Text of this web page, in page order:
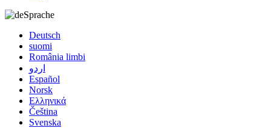
Sprache
Deutsch
suomi
România limbi
اردو
Español
Norsk
Ελληνικά
Čeština
Svenska